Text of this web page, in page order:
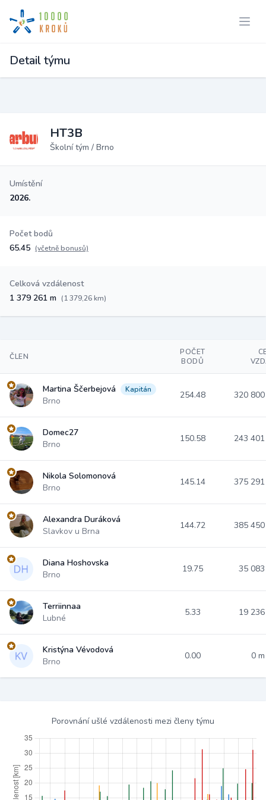
Detail týmu
HT3B
Školní tým / Brno
Umístění
2026.
Počet bodů
65.45 (včetně bonusů)
Celková vzdálenost
1 379 261 m (1 379,26 km)
ČLEN
POČET
BODŮ
Martina Ščerbejová Kapitán
Brno
254.48 320
Domec27
Brno
150.58 243
Nikola Solomonová
Brno
145.14 375
Alexandra Duráková
Slavkov u Brna
144.72 385
Diana Hoshovska
Brno
19.75 35
Terriinnaa
Lubné
5.33 19
Kristýna Vévodová
Brno
0.00 0
Porovnání ušlé vzdálenosti mezi členy týmu